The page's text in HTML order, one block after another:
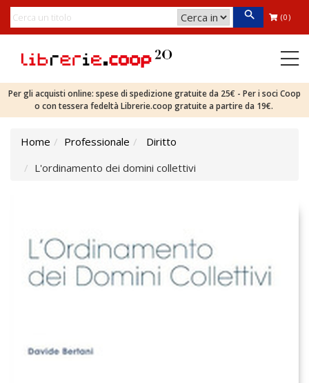
(0)
Per gli acquisti online: spese di spedizione gratuite da 25€ - Per i soci Coop
o con tessera fedeltà Librerie.coop gratuite a partire da 19€.
Home Professionale
Diritto
L'ordinamento dei domini collettivi